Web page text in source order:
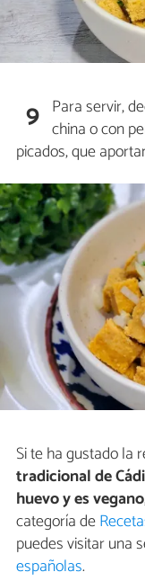
9 Para servir,
china o con
picados, que
Si te ha gustado la
tradicional de
huevo y es vegano
categoría de
puedes visitar una
españolas.